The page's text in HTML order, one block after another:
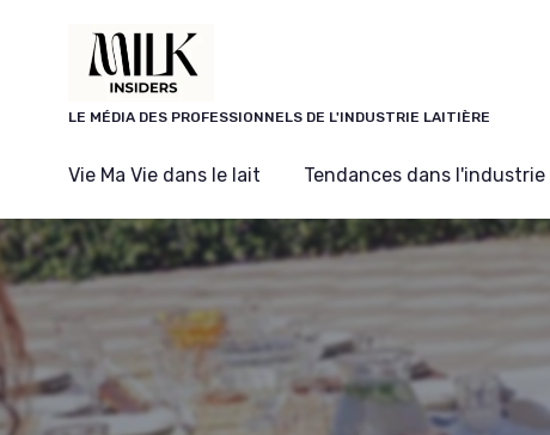
LE MÉDIA DES PROFESSIONNELS DE L'INDUSTRIE LAITIÈRE
Vie Ma Vie dans le lait Tendances dans